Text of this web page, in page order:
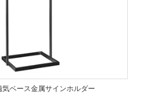
気ベース金属サインホルダー